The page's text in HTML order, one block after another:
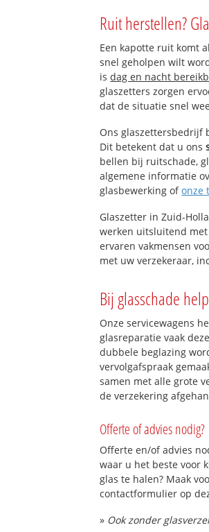
Ruit herstellen?
Een kapotte ruit komt
snel geholpen wilt
isdag en nacht
glaszetters zorgen
dat de situatie snel
Ons glaszettersbedrijf
Dit betekent dat u ons
bellen bij ruitschade,
algemene informatie
glasbewerking ofonze
Glaszetter in Zuid-
werken uitsluitend
ervaren vakmensen
met uw verzekeraar,
Bij glasschade
Onze servicewagens
glasreparatie vaak
dubbele beglazing
vervolgafspraak
samen met alle grote
de verzekering
Offerte of advies nodig?
Offerte en/of advies
waar u het beste voor
glas te halen? Maak
contactformulier op
» Ook zonder